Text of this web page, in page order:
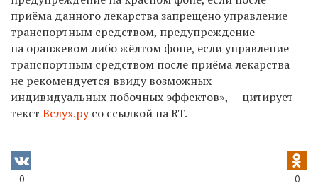
приёма данного лекарства запрещено управление
транспортным средством, предупреждение
на оранжевом либо жёлтом фоне, если управление
транспортным средством после приёма лекарства
не рекомендуется ввиду возможных
индивидуальных побочных эффектов», — цитирует
текст Вслух.русо ссылкой на RT.
0 0